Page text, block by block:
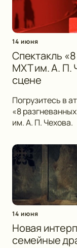
14 июня
Спектакль
МХТ им. А. П.
сцене
Погрузитесь в
«8
им. А. П. Чехова.
14 июня
Новая
семейные